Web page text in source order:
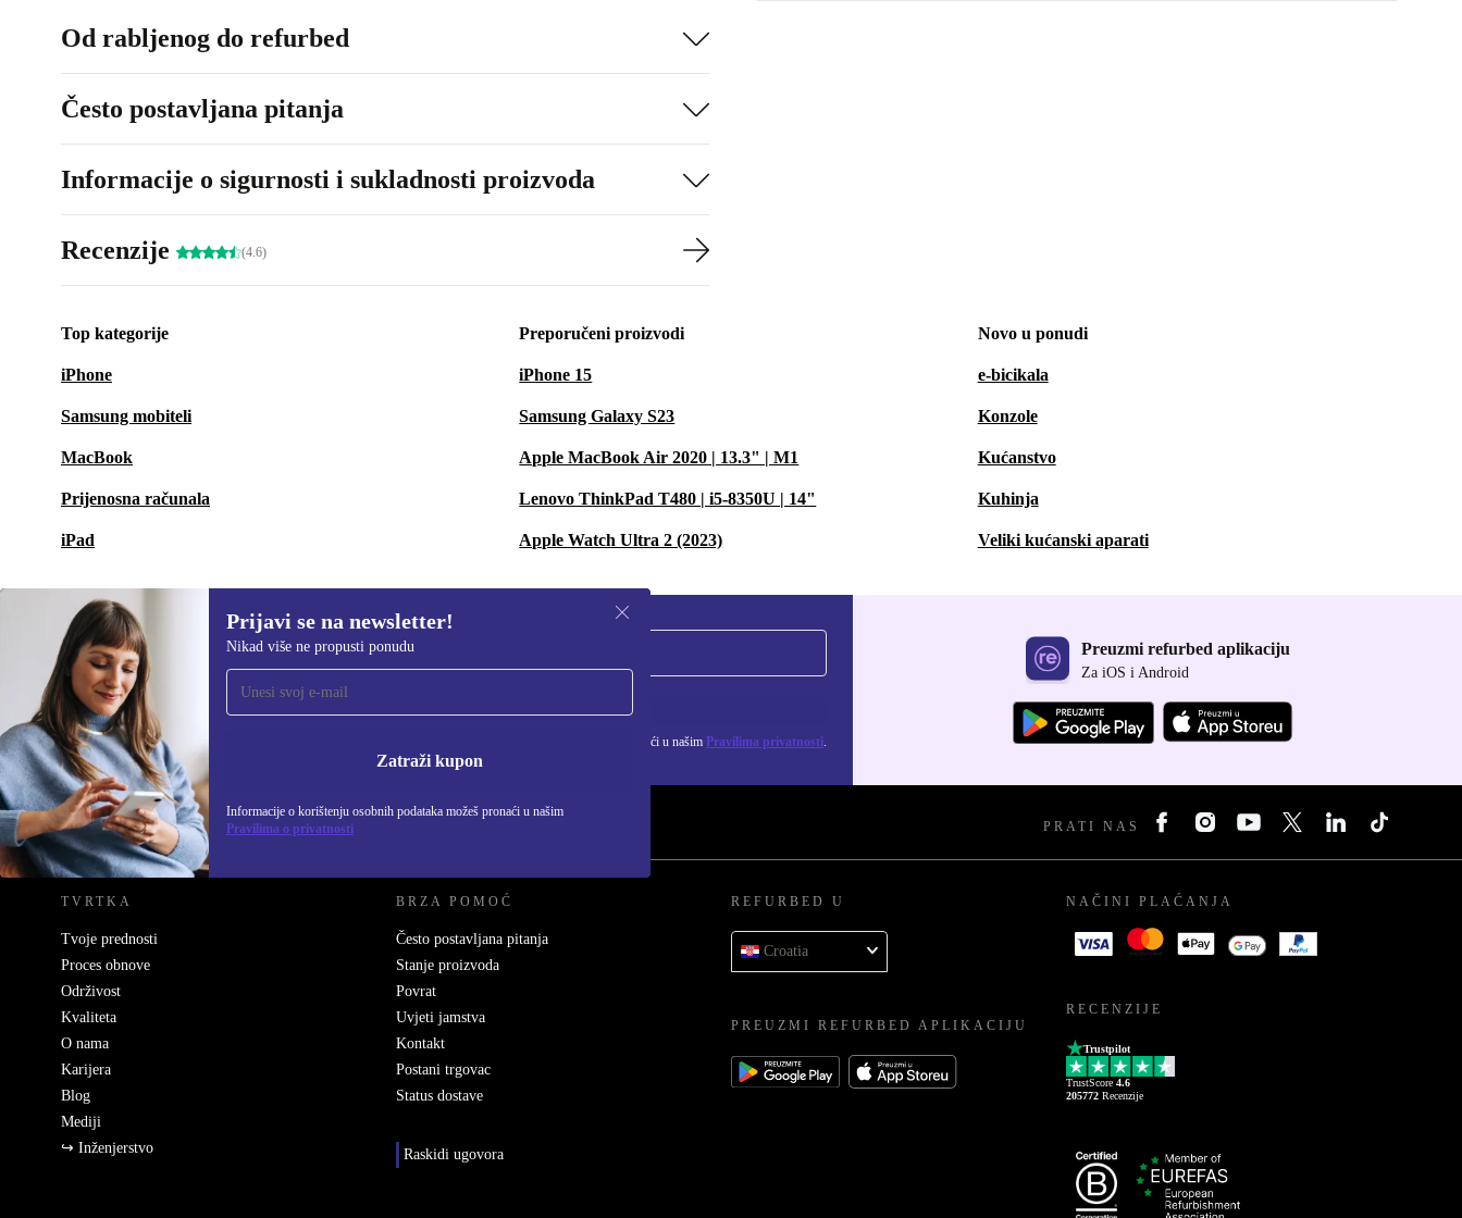
Od rabljenog do refurbed
Često postavljana pitanja
Informacije o sigurnosti i sukladnosti proizvoda
Recenzije (4.6)
Top kategorije
iPhone
Samsung mobiteli
MacBook
Prijenosna računala
iPad
Preporučeni proizvodi
iPhone 15
Samsung Galaxy S23
Apple MacBook Air 2020 | 13.3" | M1
Lenovo ThinkPad T480 | i5-8350U | 14"
Apple Watch Ultra 2 (2023)
Novo u ponudi
e-bicikala
Konzole
Kućanstvo
Kuhinja
Veliki kućanski aparati
Prijavi se na newsletter!
Nikad više ne propusti ponudu
Zatraži kupon
Informacije o korištenju osobnih podataka možeš pronaći u našim
Pravilima o privatnosti
Prijavi se na newsletter!
Nikad više ne propusti ponudu. Zatraži kupon
Informacije o korištenju osobnih podataka možeš pronaći u našim Pravilima privatnosti.
Preuzmi refurbed aplikaciju
Za iOS i Android
REFURBED HRVATSKA - RETHINK NEW. PRATI NAS
TVRTKA
Tvoje prednosti
Proces obnove
Održivost
Kvaliteta
O nama
Karijera
Blog
Mediji
↪ Inženjerstvo
BRZA POMOĆ
Često postavljana pitanja
Stanje proizvoda
Povrat
Uvjeti jamstva
Kontakt
Postani trgovac
Status dostave
Raskidi ugovora
REFURBED U
Croatia
PREUZMI REFURBED APLIKACIJU
NAČINI PLAĆANJA
RECENZIJE
Trustpilot
TrustScore 4.6
205772 Recenzije